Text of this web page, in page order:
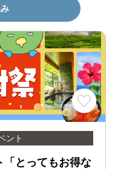
ント
「とってもお得な